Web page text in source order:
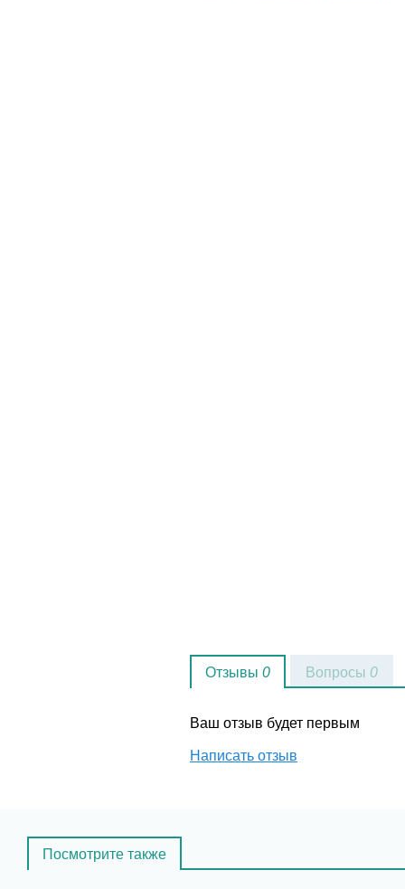
Отзывы 0
Ваш отзыв будет первым
Написать отзыв
Вопросы 0
Посмотрите также